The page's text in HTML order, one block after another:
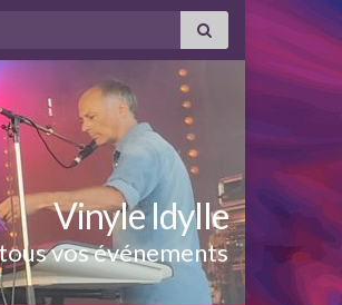
Vinyle Idylle
vos événements